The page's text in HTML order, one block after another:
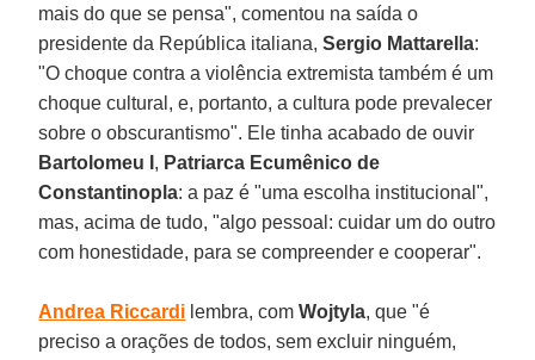
mais do que se pensa", comentou na saída o
presidente da República italiana,Sergio Mattarella:
"O choque contra a violência extremista também é um
choque cultural, e, portanto, a cultura pode prevalecer
sobre o obscurantismo". Ele tinha acabado de ouvir
Bartolomeu I , Patriarca Ecumênico de
Constantinopla: a paz é "uma escolha institucional",
mas, acima de tudo, "algo pessoal: cuidar um do outro
com honestidade, para se compreender e cooperar".
Andrea Riccardi lembra, comWojtyla, que "é
preciso a orações de todos, sem excluir ninguém,